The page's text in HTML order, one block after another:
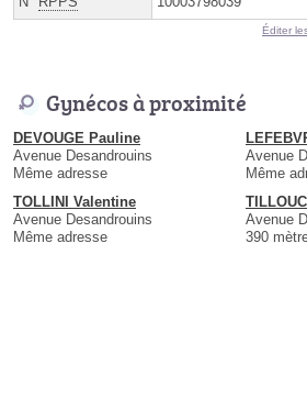
Éditer
Gynécos à proximité
DEVOUGE Pauline
Avenue Desandrouins
Même adresse
Avenue
Même
TOLLINI Valentine
Avenue Desandrouins
Même adresse
Avenue
390